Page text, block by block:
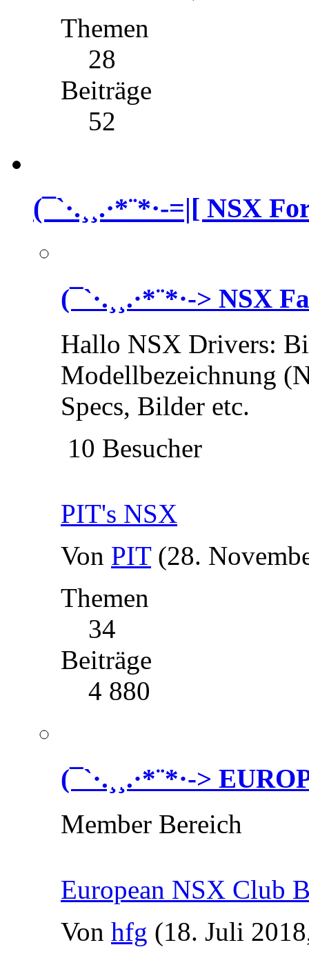
Themen
28
Beiträge
52
(¯`·.¸¸.·*¨*·-=|[ NSX
(¯`·.¸¸.·*¨*·-> NSX
Hallo NSX Drivers:
Modellbezeichnung
Specs, Bilder etc.
10 Besucher
PIT's NSX
Von PIT (28.
Themen
34
Beiträge
4 880
(¯`·.¸¸.·*¨*·->
Member Bereich
European NSX Club
Von hfg (18. Juli